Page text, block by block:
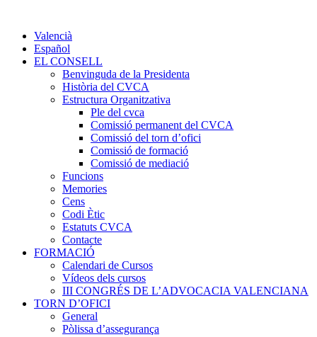
Valencià
Español
EL CONSELL
Benvinguda de la Presidenta
Història del CVCA
Estructura Organitzativa
Ple del cvca
Comissió permanent del CVCA
Comissió del torn d’ofici
Comissió de formació
Comissió de mediació
Funcions
Memories
Cens
Codi Ètic
Estatuts CVCA
Contacte
FORMACIÓ
Calendari de Cursos
Vídeos dels cursos
III CONGRÉS DE L’ADVOCACIA VALENCIANA
TORN D’OFICI
General
Pòlissa d’assegurança